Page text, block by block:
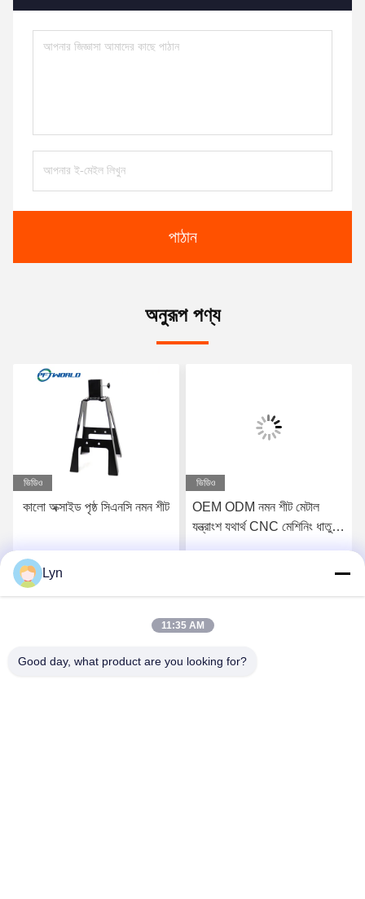
পাঠান
অনুরূপ পণ্য
ভিডিও
কালো অক্সাইড পৃষ্ঠ সিএনসি নমন শীট
ভিডিও
OEM ODM নমন শীট মেটাল
যন্ত্রাংশ যথার্থ CNC মেশিনিং ধাতু
Lyn
11:35 AM
Good day, what product are you looking for?